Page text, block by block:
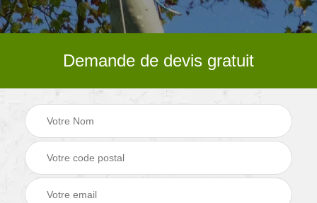
Demande de devis gratuit